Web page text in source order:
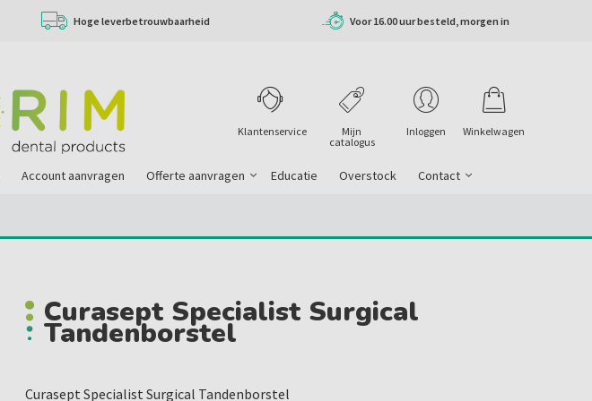
Hoge leverbetrouwbaarheid Voor 16.00 uur besteld, morgen in
Winkelwagen
Inloggen
Mijn
catalogus
Klantenservice
Account aanvragen Offerte aanvragen Educatie Overstock Contact
Curasept Specialist Surgical
Tandenborstel
Curasept Specialist Surgical Tandenborstel